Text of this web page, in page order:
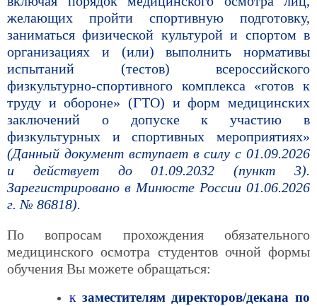
желающих пройти спортивную подготовку,
заниматься физической культурой и спортом в
организациях и (или) выполнить нормативы
испытаний (тестов) всероссийского
физкультурно-спортивного комплекса «готов к
труду и обороне» (ГТО) и форм медицинских
заключений о допуске к участию в
физкультурных и спортивных мероприятиях»
(Данный документ вступает в силу с 01.09.2026
и действует до 01.09.2032 (пункт 3).
Зарегистрировано в Минюсте России 01.06.2026
г. № 86818).
По вопросам прохождения обязательного
медицинского осмотра студентов очной формы
обучения Вы можете обращаться:
к заместителям директоров/декана по